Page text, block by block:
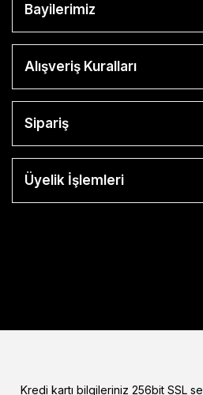
Bayilerimiz
Alışveriş Kuralları
Sipariş
Üyelik İşlemleri
Kredi kartı bilgileriniz 256bit SSL